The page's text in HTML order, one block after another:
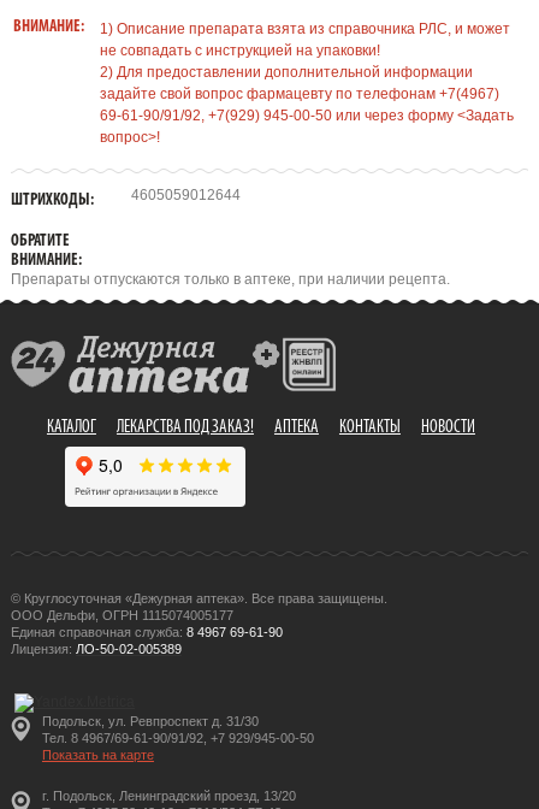
ВНИМАНИЕ:
1) Описание препарата взята из справочника РЛС, и может
не совпадать с инструкцией на упаковки!
2) Для предоставлении дополнительной информации
задайте свой вопрос фармацевту по телефонам +7(4967)
69-61-90/91/92, +7(929) 945-00-50 или через форму <Задать
вопрос>!
ШТРИХКОДЫ: 4605059012644
ОБРАТИТЕ
ВНИМАНИЕ:
Препараты отпускаются только в аптеке, при наличии рецепта.
КАТАЛОГ ЛЕКАРСТВА ПОД ЗАКАЗ! АПТЕКА КОНТАКТЫ НОВОСТИ
© Круглосуточная «Дежурная аптека». Все права защищены.
ООО Дельфи, ОГРН 1115074005177
Единая справочная служба: 8 4967 69-61-90
Лицензия: ЛО-50-02-005389
Подольск, ул. Ревпроспект д. 31/30
Тел. 8 4967/69-61-90/91/92, +7 929/945-00-50
Показать на карте
г. Подольск, Ленинградский проезд, 13/20